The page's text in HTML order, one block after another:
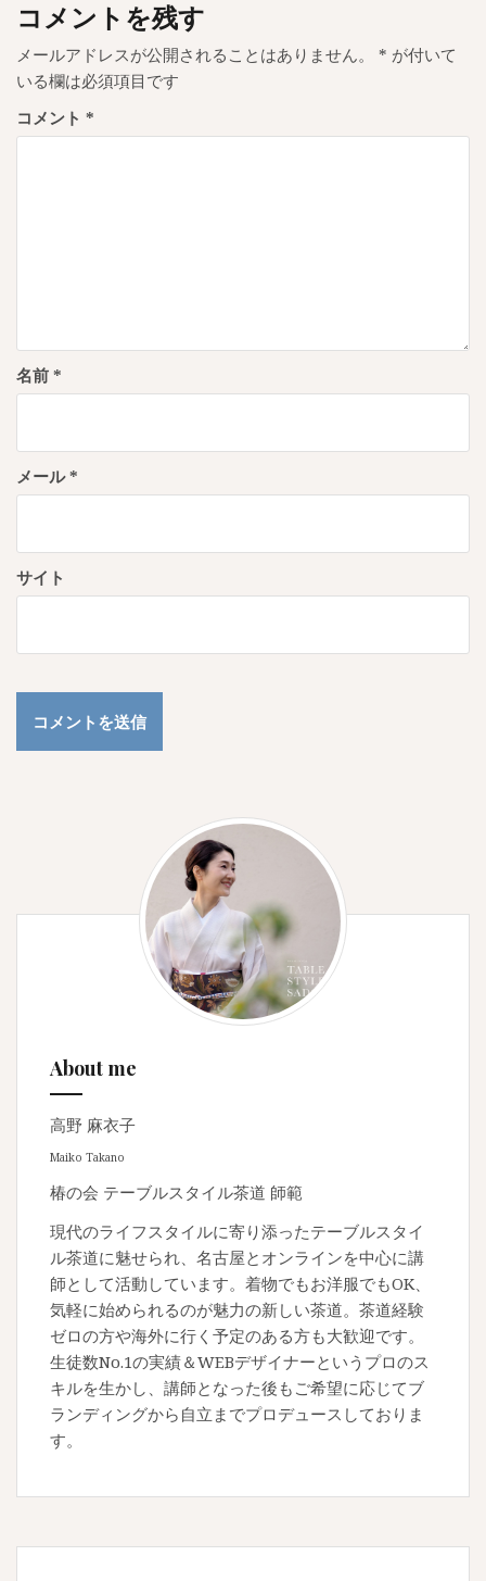
ゲ
ー
シ
ョ
コメントを残す
メールアドレスが公開されることはありません。 * が付いて
いる欄は必須項目です
コメント *
名前 *
メール*
サイト
About me
高野 麻衣子
Maiko Takano
椿の会 テーブルスタイル茶道 師範
現代のライフスタイルに寄り添ったテーブルスタイ
ル茶道に魅せられ、名古屋とオンラインを中心に講
師として活動しています。着物でもお洋服でもOK、
気軽に始められるのが魅力の新しい茶道。茶道経験
ゼロの方や海外に行く予定のある方も大歓迎です。
生徒数No.1の実績＆WEBデザイナーというプロのス
キルを生かし、講師となった後もご希望に応じてブ
ランディングから自立までプロデュースしておりま
す。